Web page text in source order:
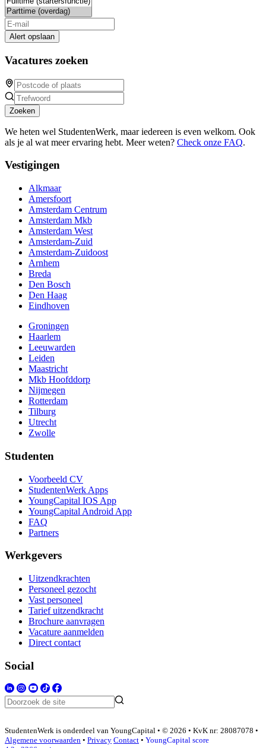
Alert opslaan
Vacatures zoeken
Zoeken
We heten wel StudentenWerk, maar iedereen is even welkom. Ook
als je al wat meer ervaring hebt. Meer weten? Check onze FAQ.
Vestigingen
Alkmaar
Amersfoort
Amsterdam Centrum
Amsterdam Mkb
Amsterdam West
Amsterdam-Zuid
Amsterdam-Zuidoost
Arnhem
Breda
Den Bosch
Den Haag
Eindhoven
Groningen
Haarlem
Leeuwarden
Leiden
Maastricht
Mkb Hoofddorp
Nijmegen
Rotterdam
Tilburg
Utrecht
Zwolle
Studenten
Voorbeeld CV
StudentenWerk Apps
YoungCapital IOS App
YoungCapital Android App
FAQ
Partners
Werkgevers
Uitzendkrachten
Personeel gezocht
Vast personeel
Tarief uitzendkracht
Brochure aanvragen
Vacature aanmelden
Direct contact
Social
StudentenWerk is onderdeel van YoungCapital • © 2026 • KvK nr: 28087078 •
Algemene voorwaarden • Privacy Contact • YoungCapital score